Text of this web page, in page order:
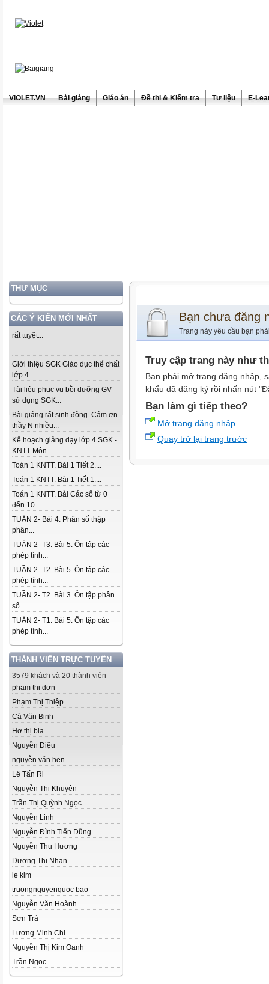
ViOLET.VN Bài giảng Giáo án Đề thi & Kiểm tra Tư liệu E-
THƯ MỤC
CÁC Ý KIẾN MỚI NHẤT
rất tuyệt...
...
Giới thiệu SGK Giáo dục thể chất
lớp 4...
Tài liệu phục vụ bồi dưỡng GV
sử dụng SGK...
Bài giảng rất sinh động. Cảm ơn
thầy N nhiều...
Kế hoạch giảng dạy lớp 4 SGK -
KNTT Môn...
Toán 1 KNTT. Bài 1 Tiết 2....
Toán 1 KNTT. Bài 1 Tiết 1....
Toán 1 KNTT. Bài Các số từ 0
đến 10...
TUẦN 2- Bài 4. Phân số thập
phân...
TUẦN 2- T3. Bài 5. Ôn tập các
phép tính...
TUẦN 2- T2. Bài 5. Ôn tập các
phép tính...
TUẦN 2- T2. Bài 3. Ôn tập phân
số...
TUẦN 2- T1. Bài 5. Ôn tập các
phép tính...
THÀNH VIÊN TRỰC TUYẾN
3579 khách và 20 thành viên
phạm thị dơn
Phạm Thị Thiệp
Cà Văn Binh
Hơ thị bia
Nguyễn Diệu
nguyễn văn hẹn
Lê Tấn Ri
Nguyễn Thị Khuyên
Trần Thị Quỳnh Ngọc
Nguyễn Linh
Nguyễn Đình Tiến Dũng
Nguyễn Thu Hương
Dương Thị Nhạn
le kim
truongnguyenquoc bao
Nguyễn Văn Hoành
Sơn Trà
Lương Minh Chi
Nguyễn Thị Kim Oanh
Trần Ngọc
Bạn chưa đăng
Trang này yêu cầu bạn
Truy cập trang này như
Bạn phải mở trang đăng nhập,
khẩu đã đăng ký rồi nhấn nút
Bạn làm gì tiếp theo?
Mở trang đăng nhập
Quay trở lại trang trước